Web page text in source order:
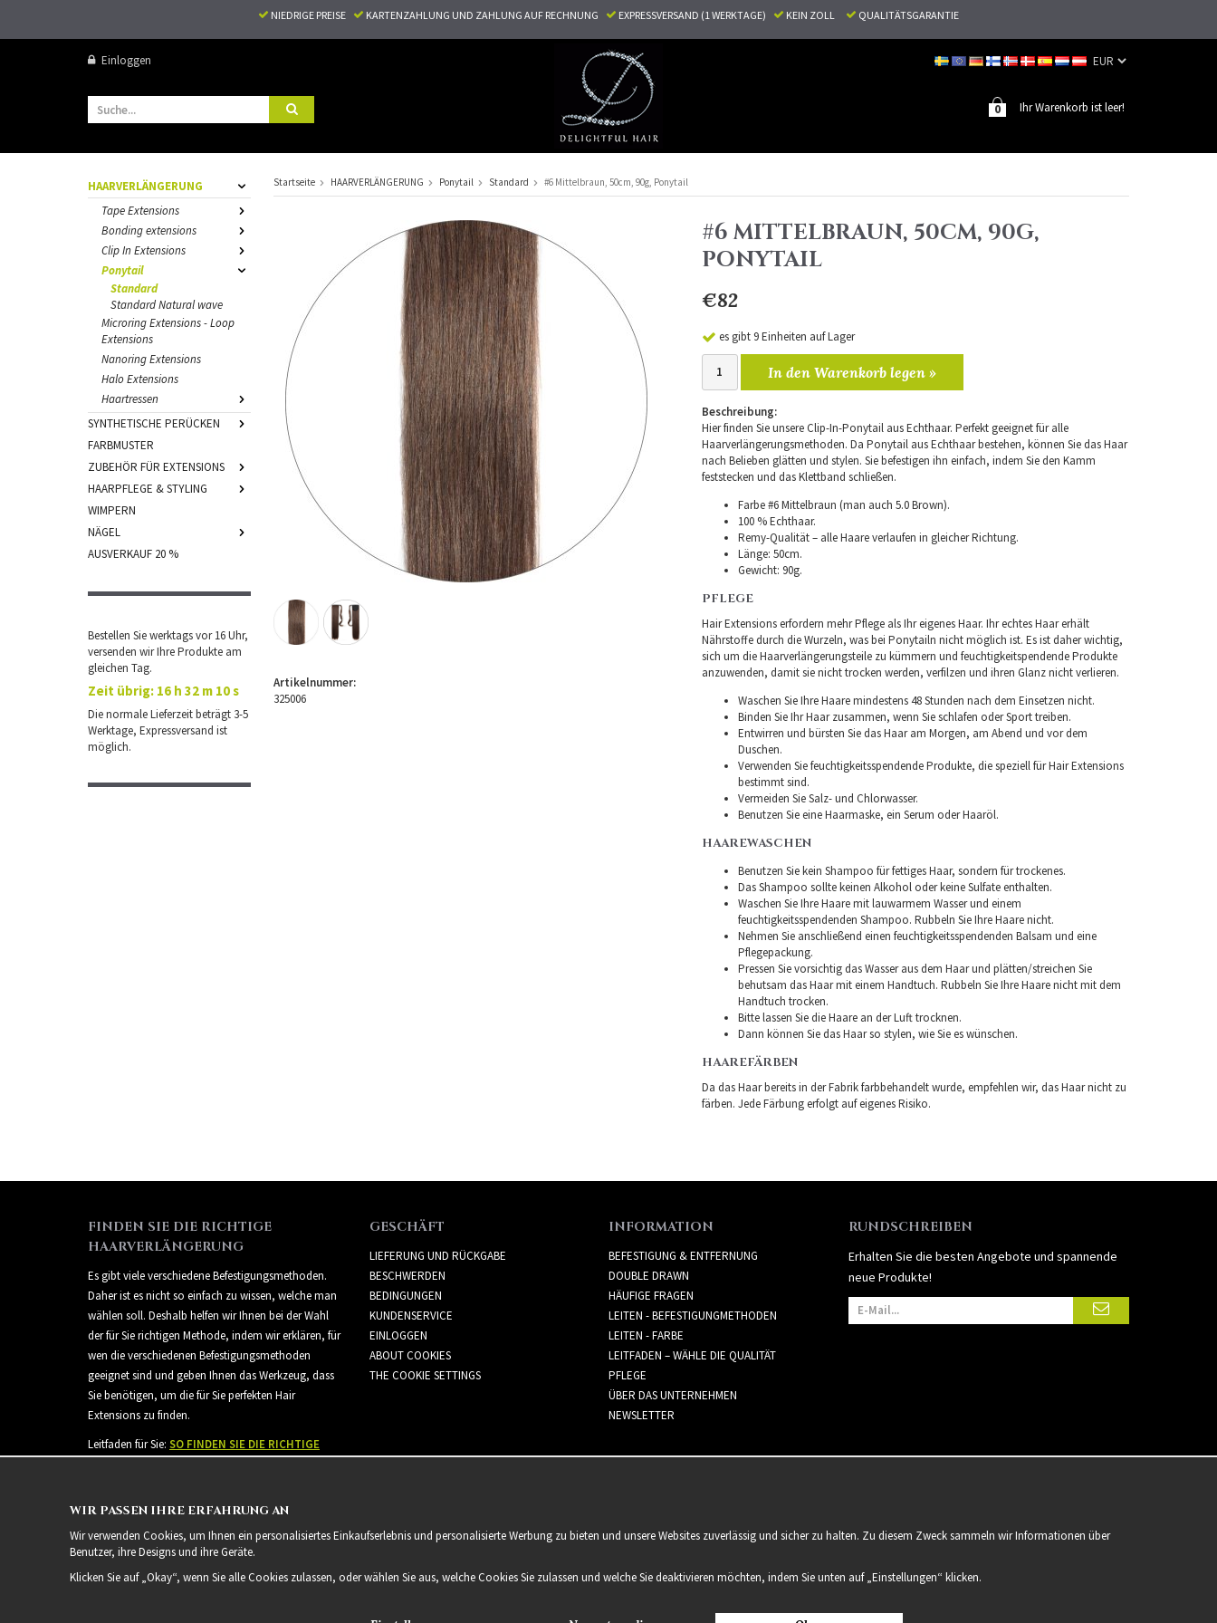
NIEDRIGE PREISE KARTENZAHLUNG UND ZAHLUNG AUF RECHNUNG EXPRESSVERSAND (1 WERKTAGE) KEIN ZOLL QUALITÄTSGARANTIE
Einloggen
Ihr Warenkorb ist leer!
0
HAARVERLÄNGERUNG
Tape Extensions
Bonding extensions
Clip In Extensions
Ponytail
Standard
Standard Natural wave
Microring Extensions - Loop
Extensions
Nanoring Extensions
Halo Extensions
Haartressen
SYNTHETISCHE PERÜCKEN
FARBMUSTER
ZUBEHÖR FÜR EXTENSIONS
HAARPFLEGE & STYLING
WIMPERN
NÄGEL
AUSVERKAUF 20 %
Bestellen Sie werktags vor 16 Uhr,
versenden wir Ihre Produkte am
gleichen Tag.
Zeit übrig: 16 h 32 m 10 s
Die normale Lieferzeit beträgt 3-5
Werktage, Expressversand ist
möglich.
Startseite HAARVERLÄNGERUNG Ponytail Standard #6 Mittelbraun, 50cm, 90g, Ponytail
#6 MITTELBRAUN, 50CM, 90G,
PONYTAIL
€82
es gibt 9 Einheiten auf Lager
In den Warenkorb legen »
Beschreibung:
Hier finden Sie unsere Clip-In-Ponytail aus Echthaar. Perfekt geeignet für alle
Haarverlängerungsmethoden. Da Ponytail aus Echthaar bestehen, können Sie das Haar
nach Belieben glätten und stylen. Sie befestigen ihn einfach, indem Sie den Kamm
feststecken und das Klettband schließen.
Farbe #6 Mittelbraun (man auch 5.0 Brown).
100 % Echthaar.
Remy-Qualität – alle Haare verlaufen in gleicher Richtung.
Länge: 50cm.
Gewicht: 90g.
PFLEGE
Hair Extensions erfordern mehr Pflege als Ihr eigenes Haar. Ihr echtes Haar erhält
Nährstoffe durch die Wurzeln, was bei Ponytailn nicht möglich ist. Es ist daher wichtig,
sich um die Haarverlängerungsteile zu kümmern und feuchtigkeitspendende Produkte
anzuwenden, damit sie nicht trocken werden, verfilzen und ihren Glanz nicht verlieren.
Waschen Sie Ihre Haare mindestens 48 Stunden nach dem Einsetzen nicht.
Binden Sie Ihr Haar zusammen, wenn Sie schlafen oder Sport treiben.
Entwirren und bürsten Sie das Haar am Morgen, am Abend und vor dem
Duschen.
Verwenden Sie feuchtigkeitsspendende Produkte, die speziell für Hair Extensions
bestimmt sind.
Vermeiden Sie Salz- und Chlorwasser.
Benutzen Sie eine Haarmaske, ein Serum oder Haaröl.
HAAREWASCHEN
Benutzen Sie kein Shampoo für fettiges Haar, sondern für trockenes.
Das Shampoo sollte keinen Alkohol oder keine Sulfate enthalten.
Waschen Sie Ihre Haare mit lauwarmem Wasser und einem
feuchtigkeitsspendenden Shampoo. Rubbeln Sie Ihre Haare nicht.
Nehmen Sie anschließend einen feuchtigkeitsspendenden Balsam und eine
Pflegepackung.
Pressen Sie vorsichtig das Wasser aus dem Haar und plätten/streichen Sie
behutsam das Haar mit einem Handtuch. Rubbeln Sie Ihre Haare nicht mit dem
Handtuch trocken.
Bitte lassen Sie die Haare an der Luft trocknen.
Dann können Sie das Haar so stylen, wie Sie es wünschen.
HAAREFÄRBEN
Da das Haar bereits in der Fabrik farbbehandelt wurde, empfehlen wir, das Haar nicht zu
färben. Jede Färbung erfolgt auf eigenes Risiko.
Artikelnummer:
325006
FINDEN SIE DIE RICHTIGE
HAARVERLÄNGERUNG
Es gibt viele verschiedene Befestigungsmethoden.
Daher ist es nicht so einfach zu wissen, welche man
wählen soll. Deshalb helfen wir Ihnen bei der Wahl
der für Sie richtigen Methode, indem wir erklären, für
wen die verschiedenen Befestigungsmethoden
geeignet sind und geben Ihnen das Werkzeug, dass
Sie benötigen, um die für Sie perfekten Hair
Extensions zu finden.
Leitfaden für Sie: SO FINDEN SIE DIE RICHTIGE
GESCHÄFT
LIEFERUNG UND RÜCKGABE
BESCHWERDEN
BEDINGUNGEN
KUNDENSERVICE
EINLOGGEN
ABOUT COOKIES
THE COOKIE SETTINGS
INFORMATION
BEFESTIGUNG & ENTFERNUNG
DOUBLE DRAWN
HÄUFIGE FRAGEN
LEITEN - BEFESTIGUNGMETHODEN
LEITEN - FARBE
LEITFADEN – WÄHLE DIE QUALITÄT
PFLEGE
ÜBER DAS UNTERNEHMEN
NEWSLETTER
RUNDSCHREIBEN
Erhalten Sie die besten Angebote und spannende
neue Produkte!
WIR PASSEN IHRE ERFAHRUNG AN
Wir verwenden Cookies, um Ihnen ein personalisiertes Einkaufserlebnis und personalisierte Werbung zu bieten und unsere Websites zuverlässig und sicher zu halten. Zu diesem Zweck sammeln wir Informationen über
Benutzer, ihre Designs und ihre Geräte.
Klicken Sie auf „Okay“, wenn Sie alle Cookies zulassen, oder wählen Sie aus, welche Cookies Sie zulassen und welche Sie deaktivieren möchten, indem Sie unten auf „Einstellungen“ klicken.